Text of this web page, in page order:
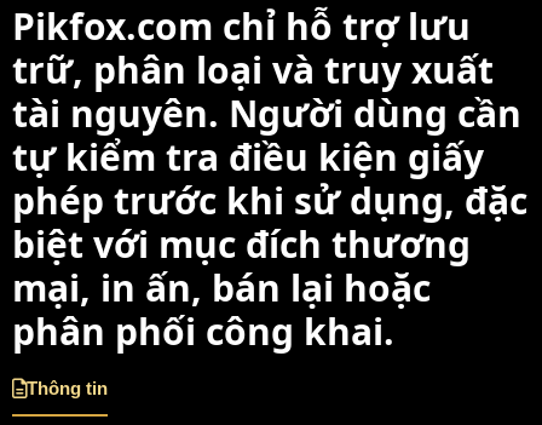
Pikfox.com chỉ hỗ trợ lưu
trữ, phân loại và truy xuất
tài nguyên. Người dùng cần
tự kiểm tra điều kiện giấy
phép trước khi sử dụng, đặc
biệt với mục đích thương
mại, in ấn, bán lại hoặc
phân phối công khai.
Thông tin